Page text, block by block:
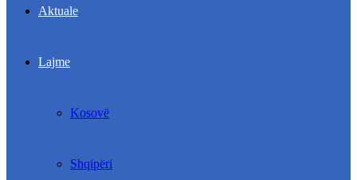
Aktuale
Lajme
Kosovë
Shqipëri